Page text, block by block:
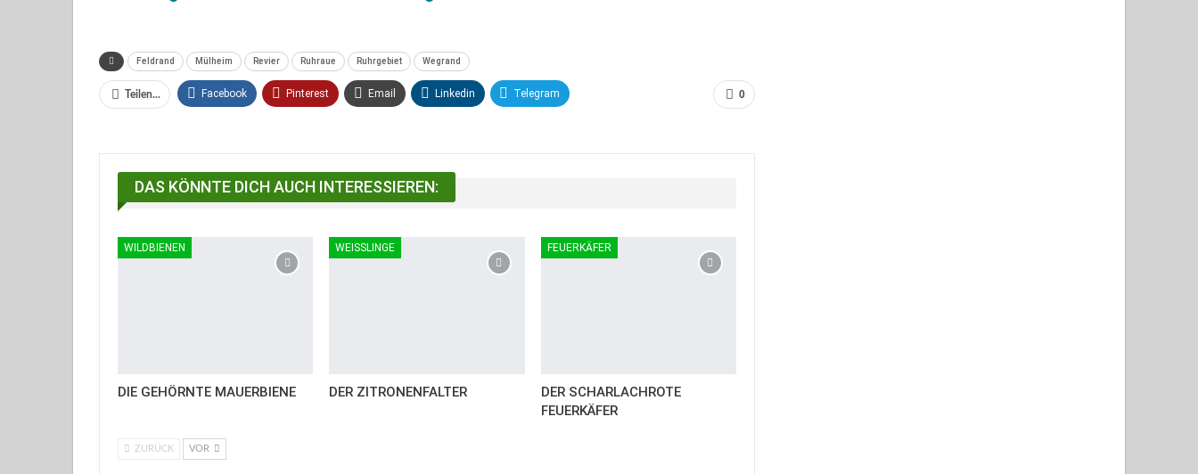
Feldrand Mülheim Revier Ruhraue Ruhrgebiet Wegrand
0
Teilen... Facebook Pinterest Email Linkedin Telegram
DAS KÖNNTE DICH AUCH INTERESSIEREN:
WILDBIENEN
DIE GEHÖRNTE MAUERBIENE
WEISSLINGE
DER ZITRONENFALTER
FEUERKÄFER
DER SCHARLACHROTE
FEUERKÄFER
ZURÜCK VOR